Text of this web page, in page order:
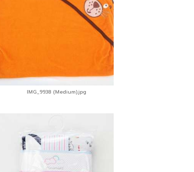
IMG_9938 (Medium).jpg